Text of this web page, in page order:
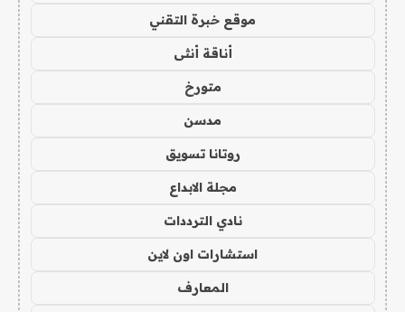
موقع خبرة التقني
أناقة أنثى
متورخ
مدسن
روتانا تسويق
مجلة الابداع
نادي الترددات
استشارات اون لاين
المعارف